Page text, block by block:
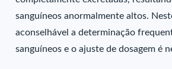
sanguíneos anormalmente altos.
aconselhável a determinação
sanguíneos e o ajuste de dosagem é